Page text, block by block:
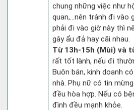
chung những việc như
quan,…nên tránh đi vào
phải đi vào giờ này thì
gây ẩu đả hay cãi nhau.
Từ 13h-15h (Mùi) và
rất tốt lành, nếu đi
Buôn bán, kinh doanh
nhà. Phụ nữ có tin
đều hòa hợp. Nếu có
đình đều mạnh khỏe.